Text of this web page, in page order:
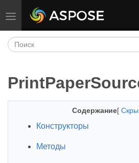
Переключить навигацию
Содержание[
Конструкторы
Методы